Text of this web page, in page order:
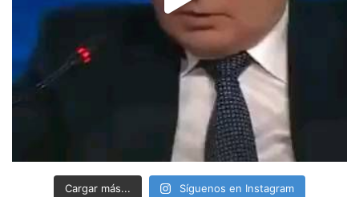
Cargar más... Síguenos en Instagram